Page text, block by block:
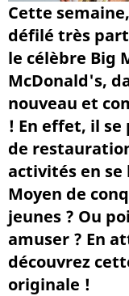
Cette
défilé très
le célèbre Big
McDonald's,
nouveau et
! En effet, il
de
activités en se
Moyen de
jeunes ? Ou
amuser ? En
découvrez
originale !